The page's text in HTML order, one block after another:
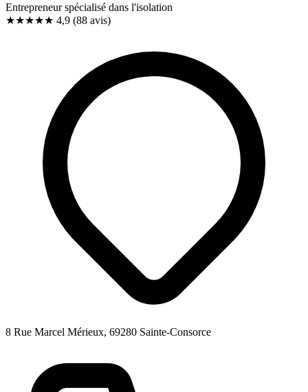
Entrepreneur spécialisé dans l'isolation
★★★★★ 4,9 (88 avis)
8 Rue Marcel Mérieux, 69280 Sainte-Consorce